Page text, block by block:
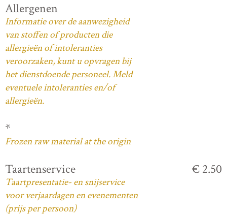
Allergenen
Informatie over de aanwezigheid
van stoffen of producten die
allergieën of intoleranties
veroorzaken, kunt u opvragen bij
het dienstdoende personeel. Meld
eventuele intoleranties en/of
allergieën.
*
Frozen raw material at the origin
Taartenservice
Taartpresentatie- en snijservice
voor verjaardagen en evenementen
(prijs per persoon)
€ 2.50